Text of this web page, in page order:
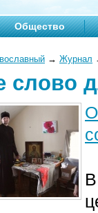
Общество
→ Журнал
слово